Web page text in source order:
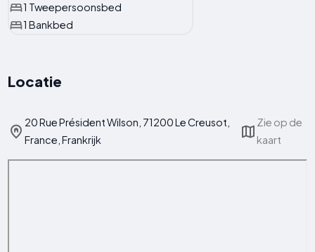
1 Tweepersoonsbed
1 Bankbed
Locatie
20 Rue Président Wilson, 71200 Le Creusot,
France, Frankrijk
Zie op de
kaart